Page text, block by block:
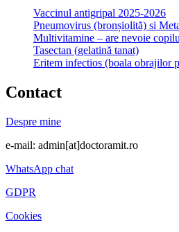
Vaccinul antigripal 2025-2026
Pneumovirus (bronșiolită) si
Multivitamine – are nevoie
Tasectan (gelatină tanat)
Eritem infectios (boala obrajilor
Contact
Despre mine
e-mail: admin[at]doctoramit.ro
WhatsApp chat
GDPR
Cookies